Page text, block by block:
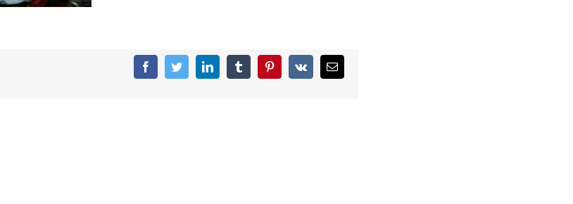
FacebookTwitterLinkedInTumblrPinterest
Vk Email: